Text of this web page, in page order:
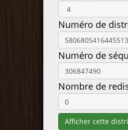
Numéro de
Numéro de
Nombre de